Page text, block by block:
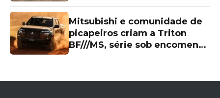
Mitsubishi e comunidade de
picapeiros criam a Triton
BF///MS, série sob encomenda